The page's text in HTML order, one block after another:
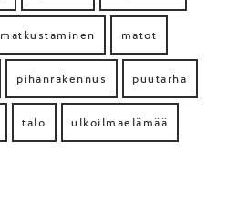
matkustaminen matot
pihanrakennus puutarha
talo ulkoilmaelämää